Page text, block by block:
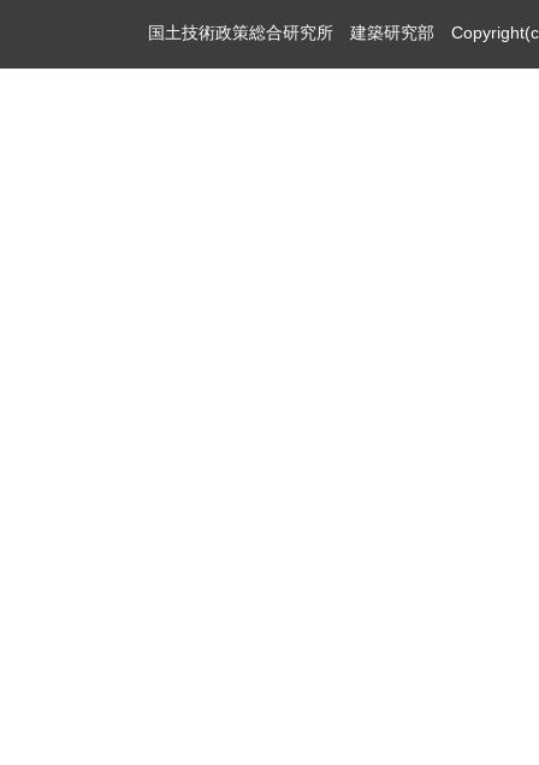
国土技術政策総合研究所 建築研究部